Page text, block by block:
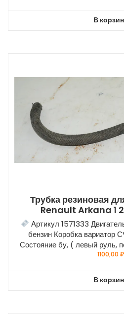
В
Трубка резиновая
Renault Arkana 1
Артикул 1571333
бензин Коробка вариатор
Состояние бу, ( левый руль,
1100,00₽
В